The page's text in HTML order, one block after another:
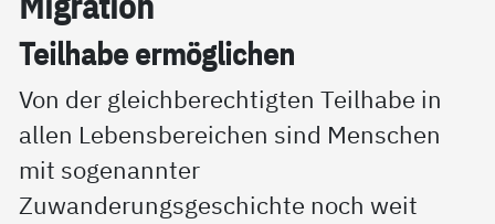
Teil­ha­be er­mög­li­chen
Von der gleichberechtigten Teilhabe in
allen Lebensbereichen sind Menschen
mit sogenannter
Zuwanderungsgeschichte noch weit